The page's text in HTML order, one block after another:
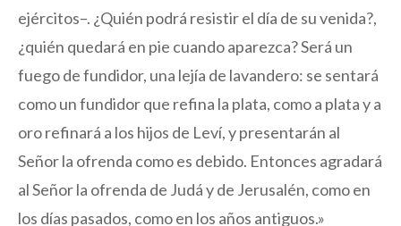
ejércitos–. ¿Quién podrá resistir el día de su venida?,
¿quién quedará en pie cuando aparezca? Será un
fuego de fundidor, una lejía de lavandero: se sentará
como un fundidor que refina la plata, como a plata y a
oro refinará a los hijos de Leví, y presentarán al
Señor la ofrenda como es debido. Entonces agradará
al Señor la ofrenda de Judá y de Jerusalén, como en
los días pasados, como en los años antiguos.»